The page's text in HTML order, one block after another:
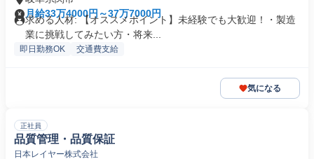
月給33万4000円～37万7000円
求める人材: 【オススメポイント】未経験でも大歓迎！・製造
業に挑戦してみたい方・将来...
即日勤務OK 交通費支給
気になる
正社員
品質管理・品質保証
日本レイヤー株式会社